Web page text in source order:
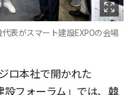
表がスマート建設EXPOの会場
ロ本社で開かれた
設フォーラム」では、韓